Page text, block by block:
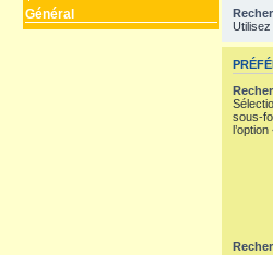
Général
sous-